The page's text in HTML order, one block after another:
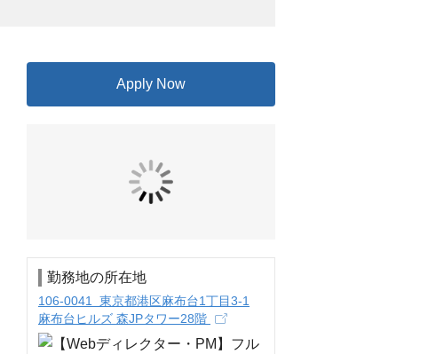
Apply Now
勤務地の所在地
106-0041 東京都港区麻布台1丁目3-1
麻布台ヒルズ 森JPタワー28階